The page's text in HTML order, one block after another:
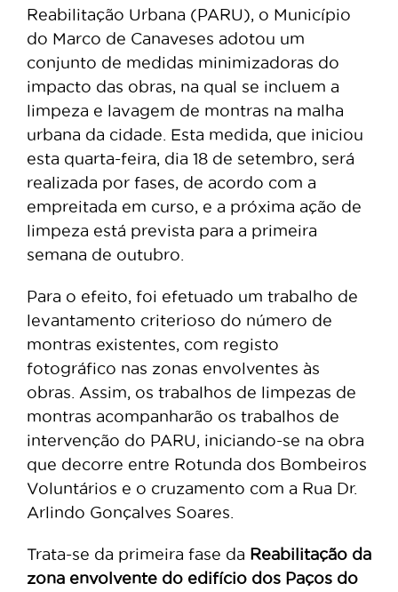
Reabilitação Urbana (PARU), o Município
do Marco de Canaveses adotou um
conjunto de medidas minimizadoras do
impacto das obras, na qual se incluem a
limpeza e lavagem de montras na malha
urbana da cidade. Esta medida, que iniciou
esta quarta-feira, dia 18 de setembro, será
realizada por fases, de acordo com a
empreitada em curso, e a próxima ação de
limpeza está prevista para a primeira
semana de outubro.
Para o efeito, foi efetuado um trabalho de
levantamento criterioso do número de
montras existentes, com registo
fotográfico nas zonas envolventes às
obras. Assim, os trabalhos de limpezas de
montras acompanharão os trabalhos de
intervenção do PARU, iniciando-se na obra
que decorre entre Rotunda dos Bombeiros
Voluntários e o cruzamento com a Rua Dr.
Arlindo Gonçalves Soares.
Trata-se da primeira fase da Reabilitação da
zona envolvente do edifício dos Paços do